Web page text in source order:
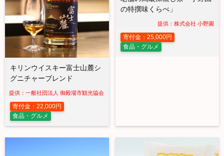
キリンウイスキー富士山麓シ
グニチャーブレンド
提供：一般社団法人 御殿場市観光協会
寄付金：22,000円
食品・グルメ
の特撰味くらべ」
提供：株式会社 小野園
寄付金：25,000円
食品・グルメ